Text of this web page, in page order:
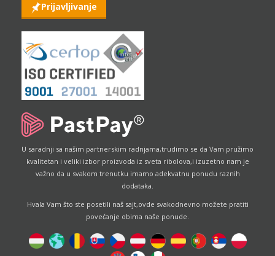
Prijavljivanje
U saradnji sa našim partnerskim radnjama,trudimo se da Vam pružimo
kvalitetan i veliki izbor proizvoda iz sveta ribolova,i izuzetno nam je
važno da u svakom trenutku imamo adekvatnu ponudu raznih
dodataka.
Hvala Vam što ste posetili naš sajt,ovde svakodnevno možete pratiti
povećanje obima naše ponude.